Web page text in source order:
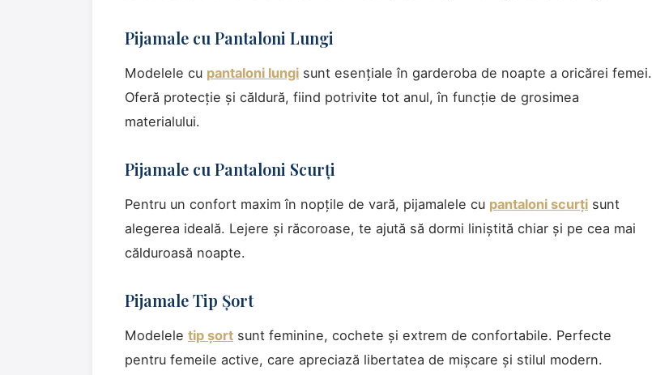
Pijamale cu Pantaloni Lungi
Modelele cu pantaloni lungi sunt esențiale în garderoba de noapte a oricărei femei.
Oferă protecție și căldură, fiind potrivite tot anul, în funcție de grosimea
materialului.
Pijamale cu Pantaloni Scurți
Pentru un confort maxim în nopțile de vară, pijamalele cu pantaloni scurți sunt
alegerea ideală. Lejere și răcoroase, te ajută să dormi liniștită chiar și pe cea mai
călduroasă noapte.
Pijamale Tip Șort
Modelele tip șort sunt feminine, cochete și extrem de confortabile. Perfecte
pentru femeile active, care apreciază libertatea de mișcare și stilul modern.